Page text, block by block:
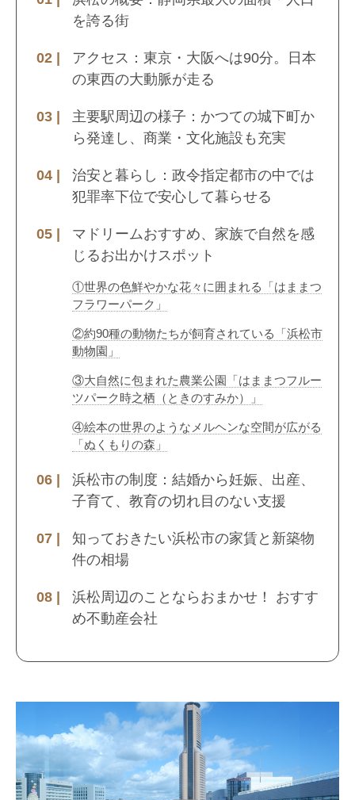
を誇る街
アクセス：東京・大阪へは90分。日本
の東西の大動脈が走る
主要駅周辺の様子：かつての城下町か
ら発達し、商業・文化施設も充実
治安と暮らし：政令指定都市の中では
犯罪率下位で安心して暮らせる
マドリームおすすめ、家族で自然を感
じるお出かけスポット
①世界の色鮮やかな花々に囲まれる「はままつ
フラワーパーク」
②約90種の動物たちが飼育されている「浜松市
動物園」
③大自然に包まれた農業公園「はままつフルー
ツパーク時之栖（ときのすみか）」
④絵本の世界のようなメルヘンな空間が広がる
「ぬくもりの森」
浜松市の制度：結婚から妊娠、出産、
子育て、教育の切れ目のない支援
知っておきたい浜松市の家賃と新築物
件の相場
浜松周辺のことならおまかせ！ おすす
め不動産会社